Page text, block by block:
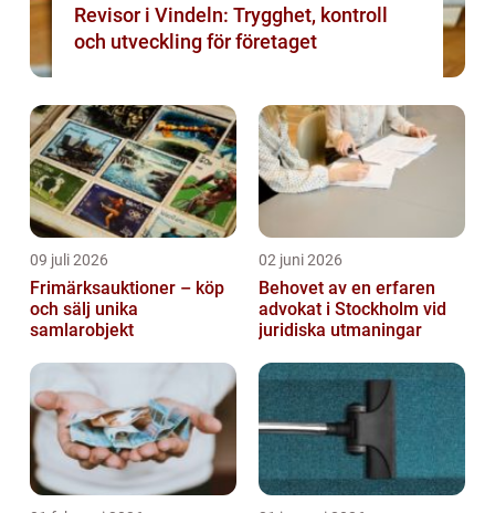
Revisor i Vindeln: Trygghet, kontroll
och utveckling för företaget
09 juli 2026
Frimärksauktioner – köp
och sälj unika
samlarobjekt
02 juni 2026
Behovet av en erfaren
advokat i Stockholm vid
juridiska utmaningar